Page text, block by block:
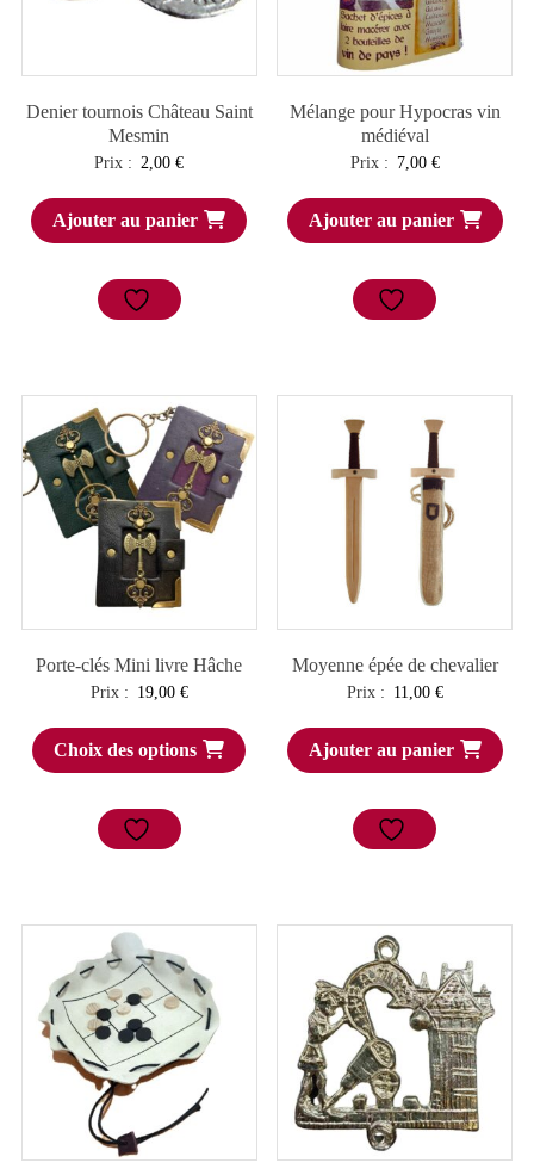
Denier tournois Château Saint
Mesmin
Prix : 2,00€
Ajouter au panier
Mélange pour Hypocras vin
médiéval
Prix : 7,00 €
Ajouter au panier
Porte-clés Mini livre Hâche
Prix : 19,00 €
Choix des options
Moyenne épée de chevalier
Prix : 11,00 €
Ajouter au panier